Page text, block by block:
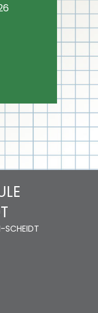
SCHEIDT